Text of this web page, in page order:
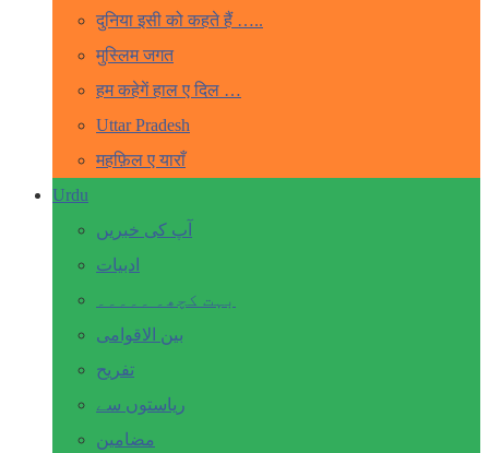
दुनिया इसी को कहते हैं …..
मुस्लिम जगत
हम कहेगें हाल ए दिल …
Uttar Pradesh
महफ़िल ए याराँ
Urdu
آپ کی خبریں
ادبیات
بہت کچھ۔ ۔۔۔۔۔
بین الاقوامی
تفریح
ریاستوں سے
مضامین